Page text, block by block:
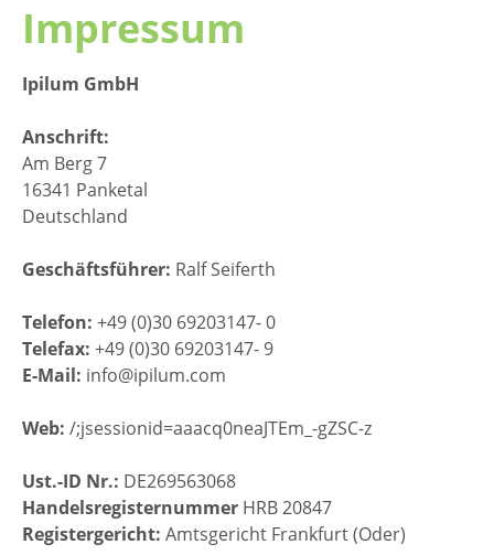
Impressum
Ipilum GmbH
Anschrift:
Am Berg 7
16341 Panketal
Deutschland
Geschäftsführer: Ralf Seiferth
Telefon: +49 (0)30 69203147- 0
Telefax: +49 (0)30 69203147- 9
E-Mail: info@ipilum.com
Web: /;jsessionid=aaacq0neaJTEm_-gZSC-z
Ust.-ID Nr.: DE269563068
Handelsregisternummer HRB 20847
Registergericht: Amtsgericht Frankfurt (Oder)